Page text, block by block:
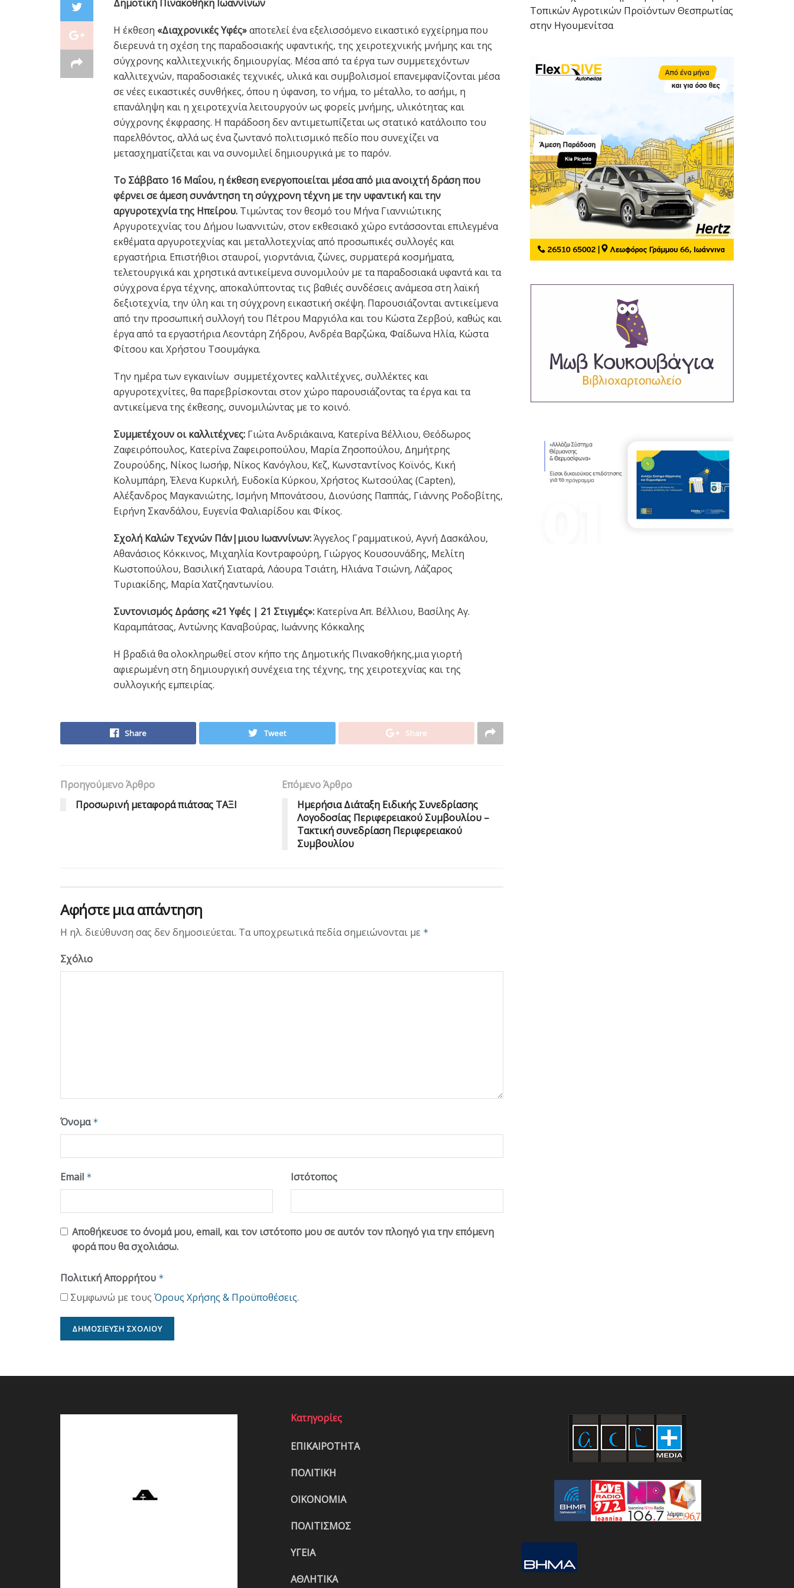
Δημοτική Πινακοθήκη Ιωαννίνων
Η έκθεση «Διαχρονικές Υφές»αποτελεί ένα εξελισσόμενο εικαστικό εγχείρημα που
διερευνά τη σχέση της παραδοσιακής υφαντικής, της χειροτεχνικής μνήμης και της
σύγχρονης καλλιτεχνικής δημιουργίας. Μέσα από τα έργα των συμμετεχόντων
καλλιτεχνών, παραδοσιακές τεχνικές, υλικά και συμβολισμοί επανεμφανίζονται μέσα
σε νέες εικαστικές συνθήκες, όπου η ύφανση, το νήμα, το μέταλλο, το ασήμι, η
επανάληψη και η χειροτεχνία λειτουργούν ως φορείς μνήμης, υλικότητας και
σύγχρονης έκφρασης. Η παράδοση δεν αντιμετωπίζεται ως στατικό κατάλοιπο του
παρελθόντος, αλλά ως ένα ζωντανό πολιτισμικό πεδίο που συνεχίζει να
μετασχηματίζεται και να συνομιλεί δημιουργικά με το παρόν.
Το Σάββατο 16 Μαΐου, η έκθεση ενεργοποιείται μέσα από μια ανοιχτή δράση που
φέρνει σε άμεση συνάντηση τη σύγχρονη τέχνη με την υφαντική και την
αργυροτεχνία της Ηπείρου. Τιμώντας τον θεσμό του Μήνα Γιαννιώτικης
Αργυροτεχνίας του Δήμου Ιωαννιτών, στον εκθεσιακό χώρο εντάσσονται επιλεγμένα
εκθέματα αργυροτεχνίας και μεταλλοτεχνίας από προσωπικές συλλογές και
εργαστήρια. Επιστήθιοι σταυροί, γιορντάνια, ζώνες, συρματερά κοσμήματα,
τελετουργικά και χρηστικά αντικείμενα συνομιλούν με τα παραδοσιακά υφαντά και τα
σύγχρονα έργα τέχνης, αποκαλύπτοντας τις βαθιές συνδέσεις ανάμεσα στη λαϊκή
δεξιοτεχνία, την ύλη και τη σύγχρονη εικαστική σκέψη. Παρουσιάζονται αντικείμενα
από την προσωπική συλλογή του Πέτρου Μαργιόλα και του Κώστα Ζερβού, καθώς και
έργα από τα εργαστήρια Λεοντάρη Ζήδρου, Ανδρέα Βαρζώκα, Φαίδωνα Ηλία, Κώστα
Φίτσου και Χρήστου Τσουμάγκα.
Την ημέρα των εγκαινίων συμμετέχοντες καλλιτέχνες, συλλέκτες και
αργυροτεχνίτες, θα παρεβρίσκονται στον χώρο παρουσιάζοντας τα έργα και τα
αντικείμενα της έκθεσης, συνομιλώντας με το κοινό.
Συμμετέχουν οι καλλιτέχνες: Γιώτα Ανδριάκαινα, Κατερίνα Βέλλιου, Θεόδωρος
Ζαφειρόπουλος, Κατερίνα Ζαφειροπούλου, Μαρία Ζησοπούλου, Δημήτρης
Ζουρούδης, Νίκος Ιωσήφ, Νίκος Κανόγλου, Κεζ, Κωνσταντίνος Κοϊνός, Κική
Κολυμπάρη, Έλενα Κυρκιλή, Ευδοκία Κύρκου, Χρήστος Κωτσούλας (Capten),
Αλέξανδρος Μαγκανιώτης, Ισμήνη Μπονάτσου, Διονύσης Παππάς, Γιάννης Ροδοβίτης,
Ειρήνη Σκανδάλου, Ευγενία Φαλιαρίδου και Φίκος.
Σχολή Καλών Τεχνών Πάν|μιου Ιωαννίνων:Άγγελος Γραμματικού, Αγνή Δασκάλου,
Αθανάσιος Κόκκινος, Μιχαηλία Κοντραφούρη, Γιώργος Κουσουνάδης, Μελίτη
Κωστοπούλου, Βασιλική Σιαταρά, Λάουρα Τσιάτη, Ηλιάνα Τσιώνη, Λάζαρος
Τυριακίδης, Μαρία Χατζηαντωνίου.
Συντονισμός Δράσης «21 Υφές | 21 Στιγμές»: Κατερίνα Απ. Βέλλιου, Βασίλης Αγ.
Καραμπάτσας, Αντώνης Καναβούρας, Ιωάννης Κόκκαλης
Η βραδιά θα ολοκληρωθεί στον κήπο της Δημοτικής Πινακοθήκης,μια γιορτή
αφιερωμένη στη δημιουργική συνέχεια της τέχνης, της χειροτεχνίας και της
συλλογικής εμπειρίας.
Share Tweet Share
Προηγούμενο Άρθρο
Προσωρινή μεταφορά πιάτσας ΤΑΞΙ
Επόμενο Άρθρο
Ημερήσια Διάταξη Ειδικής Συνεδρίασης
Λογοδοσίας Περιφερειακού Συμβουλίου –
Τακτική συνεδρίαση Περιφερειακού
Συμβουλίου
Αφήστε μια απάντηση
Η ηλ. διεύθυνση σας δεν δημοσιεύεται. Τα υποχρεωτικά πεδία σημειώνονται με *
Σχόλιο
Όνομα *
Email * Ιστότοπος
Αποθήκευσε το όνομά μου, email, και τον ιστότοπο μου σε αυτόν τον πλοηγό για την επόμενη
φορά που θα σχολιάσω.
Πολιτική Απορρήτου *
Συμφωνώ με τους Όρους Χρήσης & Προϋποθέσεις.
Τοπικών Αγροτικών Προϊόντων Θεσπρωτίας
στην Ηγουμενίτσα
Κατηγορίες
ΕΠΙΚΑΙΡΟΤΗΤΑ
ΠΟΛΙΤΙΚΗ
ΟΙΚΟΝΟΜΙΑ
ΠΟΛΙΤΙΣΜΟΣ
ΥΓΕΙΑ
ΑΘΛΗΤΙΚΑ